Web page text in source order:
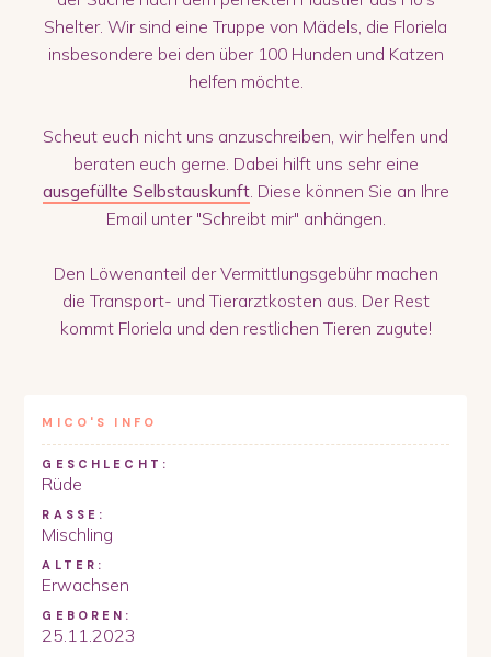
Shelter. Wir sind eine Truppe von Mädels, die Floriela
insbesondere bei den über 100 Hunden und Katzen
helfen möchte.
Scheut euch nicht uns anzuschreiben, wir helfen und
beraten euch gerne. Dabei hilft uns sehr eine
ausgefüllte Selbstauskunft. Diese können Sie an Ihre
Email unter "Schreibt mir" anhängen.
Den Löwenanteil der Vermittlungsgebühr machen
die Transport- und Tierarztkosten aus. Der Rest
kommt Floriela und den restlichen Tieren zugute!
MICO 'S INFO
GESCHLECHT:
Rüde
RASSE:
Mischling
ALTER:
Erwachsen
GEBOREN:
25.11.2023